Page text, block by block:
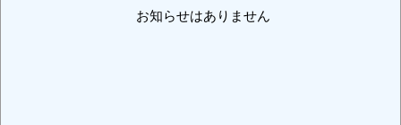
お知らせはありません